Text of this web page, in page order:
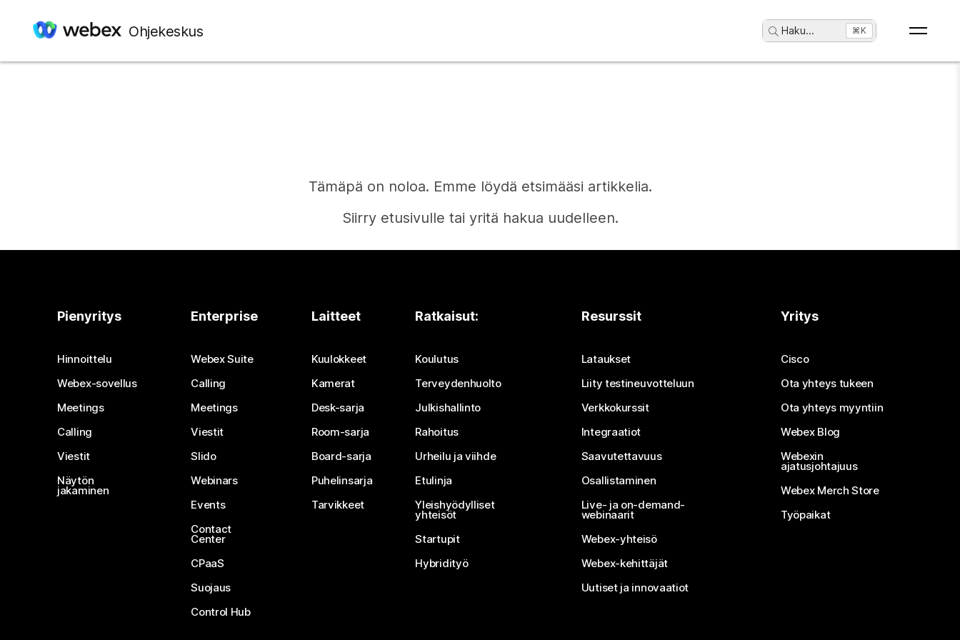
Ohjekeskus Haku... ⌘K
Tämäpä on noloa. Emme löydä etsimääsi artikkelia.
Siirry etusivulle tai yritä hakua uudelleen.
Tarvitsetko vastauksen?
Lähetä kysymys
Pienyritys
Hinnoittelu
Webex-sovellus
Meetings
Calling
Viestit
Näytön
jakaminen
Enterprise
Webex Suite
Calling
Meetings
Viestit
Slido
Webinars
Events
Contact
Center
CPaaS
Suojaus
Control Hub
Laitteet
Kuulokkeet
Kamerat
Desk-sarja
Room-sarja
Board-sarja
Puhelinsarja
Tarvikkeet
Ratkaisut:
Koulutus
Terveydenhuolto
Julkishallinto
Rahoitus
Urheilu ja viihde
Etulinja
Yleishyödylliset
yhteisöt
Startupit
Hybridityö
Resurssit
Lataukset
Liity testineuvotteluun
Verkkokurssit
Integraatiot
Saavutettavuus
Osallistaminen
Live- ja on-demand-
webinaarit
Webex-yhteisö
Webex-kehittäjät
Uutiset ja innovaatiot
Yritys
Cisco
Ota yhteys tukeen
Ota yhteys myyntiin
Webex Blog
Webexin
ajatusjohtajuus
Webex Merch Store
Työpaikat